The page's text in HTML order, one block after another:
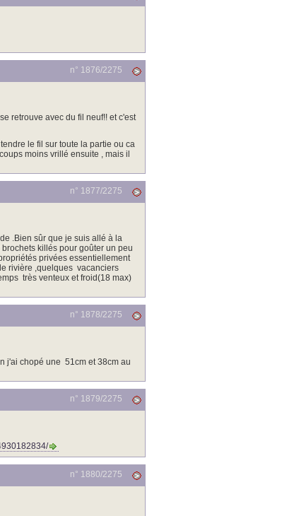
n° 1876/2275
retrouve avec du fil neuf!! et c'est
le fil sur toute la partie ou ca
moins vrillé ensuite , mais il
n° 1877/2275
.Bien sûr que je suis allé à la
killés pour goûter un peu
privées essentiellement
rivière ,quelques vacanciers
très venteux et froid(18 max)
n° 1878/2275
j'ai chopé une 51cm et 38cm au
n° 1879/2275
n° 1880/2275